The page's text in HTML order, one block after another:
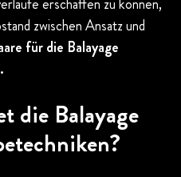
erschaffen zu können,
zwischen Ansatz und
für die Balayage
die Balayage